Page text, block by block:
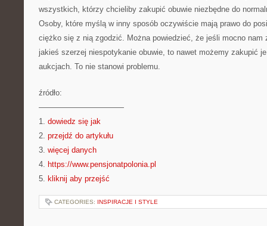
wszystkich, którzy chcieliby zakupić obuwie niezbędne do
Osoby, które myślą w inny sposób oczywiście mają prawo do
ciężko się z nią zgodzić. Można powiedzieć, że jeśli mocno
jakieś szerzej niespotykanie obuwie, to nawet możemy zakupić
aukcjach. To nie stanowi problemu.
źródło:
———————————
1. dowiedz się jak
2. przejdź do artykułu
3. więcej danych
4. https://www.pensjonatpolonia.pl
5. kliknij aby przejść
CATEGORIES: INSPIRACJE I STYLE